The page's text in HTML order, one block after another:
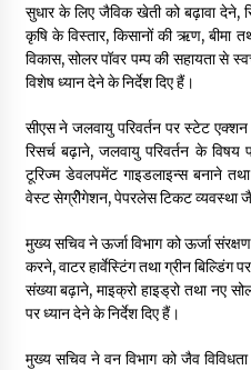
Thought Of
May 14,
Thought Of
May 13, 2022
May 12, 2022
Thought Of The
सुधार के लिए जैविक खेती को बढ़ावा देने,
कृषि के विस्तार, किसानों की ऋण, बीमा
विकास, सोलर पॉवर पम्प की सहायता से
विशेष ध्यान देने के निर्देश दिए हैं।
सीएस ने जलवायु परिवर्तन पर स्टेट एक्शन
रिसर्च बढ़ाने, जलवायु परिवर्तन के
टूरिज्म डेवलपमेंट गाइडलाइन्स बनाने
वेस्ट सेग्रीेगेशन, पेपरलेस टिकट व्यवस्था
मुख्य सचिव ने ऊर्जा विभाग को ऊर्जा
करने, वाटर हार्वेस्टिंग तथा ग्रीन बिल्डिंग
संख्या बढ़ाने, माइक्रो हाइड्रो तथा नए
पर ध्यान देने के निर्देश दिए हैं।
मुख्य सचिव ने वन विभाग को जैव